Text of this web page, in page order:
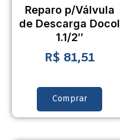
Reparo p/Válvula
de Descarga Docol
1.1/2″
R$ 81,51
Comprar